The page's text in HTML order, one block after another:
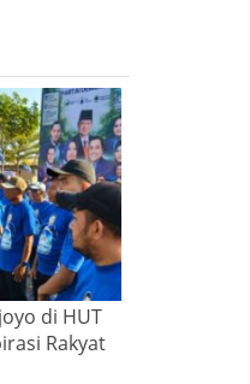
di HUT
Rakyat